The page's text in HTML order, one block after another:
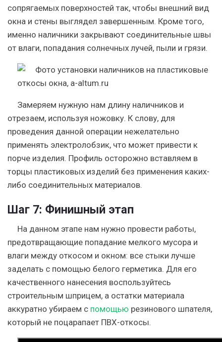
сопрягаемых поверхностей так, чтобы внешний вид
окна и стены выглядел завершенным. Кроме того,
именно наличники закрывают соединительные швы
от влаги, попадания солнечных лучей, пыли и грязи.
Замеряем нужную нам длину наличников и
отрезаем, используя ножовку. К слову, для
проведения данной операции нежелательно
применять электролобзик, что может привести к
порче изделия. Профиль осторожно вставляем в
торцы пластиковых изделий без применения каких-
либо соединительных материалов.
Шаг 7: Финишный этап
На данном этапе нам нужно провести работы,
предотвращающие попадание мелкого мусора и
влаги между откосом и окном: все стыки лучше
заделать с помощью белого герметика. Для его
качественного нанесения воспользуйтесь
строительным шприцем, а остатки материала
аккуратно убираем с помощью резинового шпателя,
который не поцарапает ПВХ-откосы.